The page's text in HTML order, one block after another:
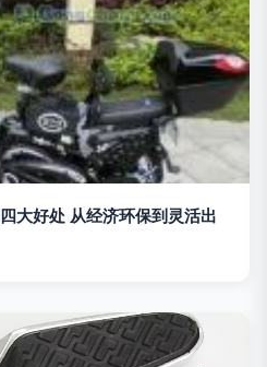
大好处 从经济环保到灵活出